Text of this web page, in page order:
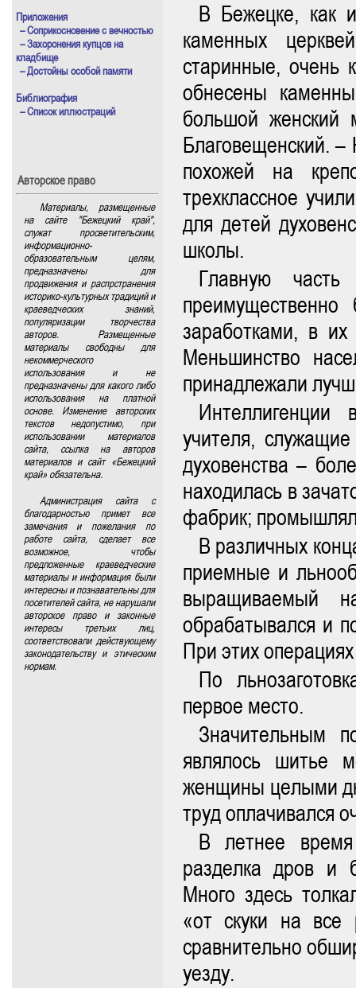
Приложения
– Соприкосновение с вечностью
– Захоронения купцов на
кладбище
– Достойны особой памяти
Библиография
– Список иллюстраций
Авторское право
Материалы, размещенные
на сайте "Бежецкий край",
служат просветительским,
информационно-
образовательным целям,
предназначены для
продвижения и распрстранения
историко-культурных традиций и
краеведческих знаний,
популяризации творчества
авторов. Размещенные
материалы свободны для
некоммерческого
использования и не
предназначены для какого либо
использования на платной
основе. Изменение авторских
текстов недопустимо, при
использовании материалов
сайта, ссылка на авторов
материалов и сайт «Бежецкий
край» обязательна.
Администрация сайта с
благодарностью примет все
замечания и пожелания по
работе сайта, сделает все
возможное, чтобы
предложенные краеведческие
материалы и информация были
интересны и познавательны для
посетителей сайта, не нарушали
авторское право и законные
интересы третьих лиц,
соответствовали действующему
законодательству и этическим
нормам.
В Бежецке, как
каменных
старинные, очень
обнесены
большой женский
Благовещенский.
похожей на
трехклассное
для детей
школы.
Главную
заработками, в
Меньшинство
принадлежали
учителя,
духовенства –
находилась в
фабрик;
В различных
приемные и
выращиваемый
обрабатывался и
При этих
По
первое место.
Значительным
являлось шитье
женщины целыми
труд оплачивался
В летнее
разделка дров и
Много здесь
«от скуки на все
сравнительно
уезду.